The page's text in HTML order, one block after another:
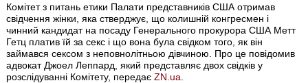
Комітет з питань етики Палати представників США отримав
свідчення жінки, яка стверджує, що колишній конгресмен і
чинний кандидат на посаду Генерального прокурора США Метт
Гетц платив їй за секс і що вона була свідком того, як він
займався сексом з неповнолітньою дівчиною. Про це повідомив
адвокат Джоел Леппард, який представляє двох свідків у
розслідуванні Комітету, передаєZN.ua